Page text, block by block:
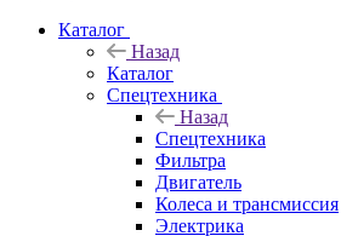
Каталог
Назад
Каталог
Спецтехника
Назад
Спецтехника
Фильтра
Двигатель
Колеса и трансмиссия
Электрика